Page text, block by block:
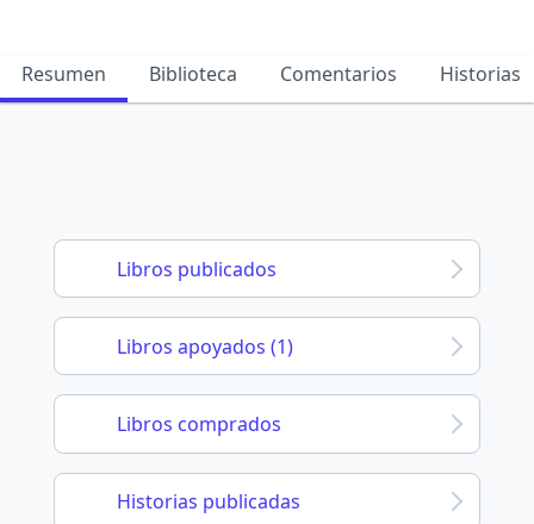
Resumen Biblioteca Comentarios Historias
Libros publicados
Libros apoyados (1)
Libros comprados
Historias publicadas